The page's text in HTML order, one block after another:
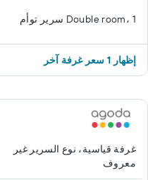
Double room، 1 سرير توأم
إظهار 1 سعر غرفة آخر
غرفة قياسية، نوع السرير غير
معروف